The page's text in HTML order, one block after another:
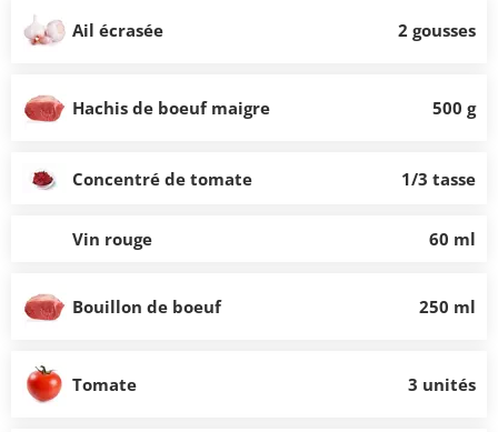
Ail écrasée 2 gousses
Hachis de boeuf maigre 500 g
Concentré de tomate 1/3 tasse
Vin rouge 60 ml
Bouillon de boeuf 250 ml
Tomate 3 unités